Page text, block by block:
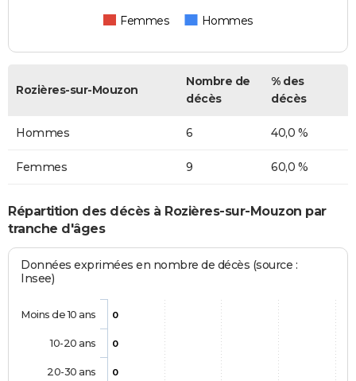
Femmes Hommes
Rozières-sur-Mouzon
Nombre de
décès
% des
décès
Hommes 6 40,0 %
Femmes 9 60,0 %
Répartition des décès à Rozières-sur-Mouzon par
tranche d'âges
Données exprimées en nombre de décès (source :
Insee)
0
0
0
Moins de 10 ans
10-20 ans
20-30 ans